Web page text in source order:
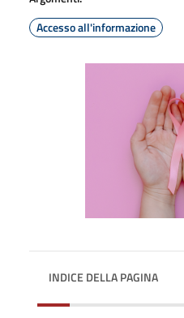
Accesso all'informazione
INDICE DELLA PAGINA